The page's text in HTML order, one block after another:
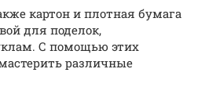
картон и плотная бумага
для поделок,
С помощью этих
различные